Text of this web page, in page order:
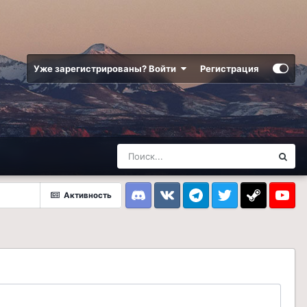
Уже зарегистрированы? Войти Регистрация
Активность
DiscordVK TelegramTwitter Steam